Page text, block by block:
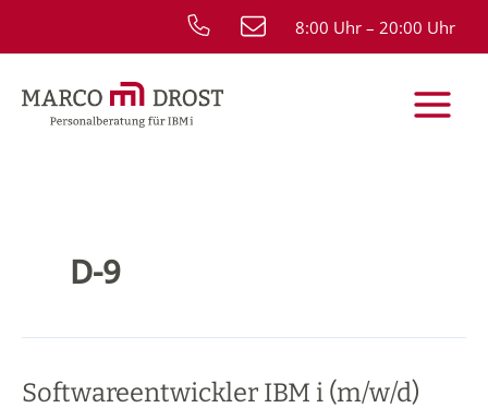
8:00 Uhr – 20:00 Uhr
D-9
Softwareentwickler IBM i (m/w/d)
Softwareentwickler